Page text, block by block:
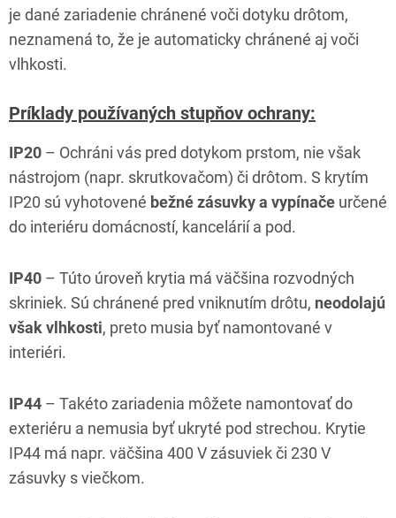
je dané zariadenie chránené voči dotyku drôtom,
neznamená to, že je automaticky chránené aj voči
vlhkosti.
Príklady používaných stupňov ochrany:
IP20 – Ochráni vás pred dotykom prstom, nie však
nástrojom (napr. skrutkovačom) či drôtom. S krytím
IP20 sú vyhotovené bežné zásuvky a vypínače určené
do interiéru domácností, kancelárií a pod.
IP40 – Túto úroveň krytia má väčšina rozvodných
skriniek. Sú chránené pred vniknutím drôtu, neodolajú
však vlhkosti, preto musia byť namontované v
interiéri.
IP44 – Takéto zariadenia môžete namontovať do
exteriéru a nemusia byť ukryté pod strechou. Krytie
IP44 má napr. väčšina 400 V zásuviek či 230 V
zásuvky s viečkom.